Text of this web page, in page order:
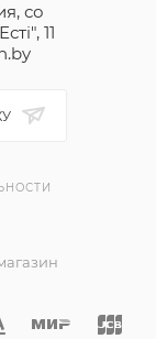
со
11